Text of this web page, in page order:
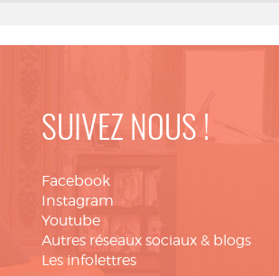
SUIVEZ NOUS !
Facebook
Instagram
Youtube
Autres réseaux sociaux & blogs
Les infolettres